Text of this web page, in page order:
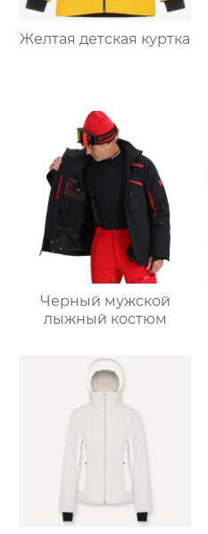
Желтая детская куртка
Черный мужской
лыжный костюм